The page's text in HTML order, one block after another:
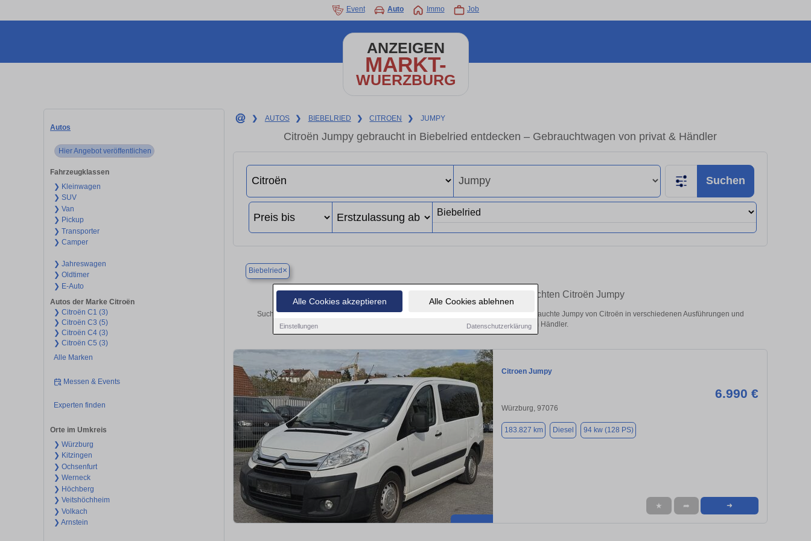
Alle Cookies akzeptieren Alle Cookies ablehnen
Einstellungen Datenschutzerklärung
Event Auto Immo Job
ANZEIGEN
MARKT-
WUERZBURG
Autos
Hier Angebot veröffentlichen
Fahrzeugklassen
❯ Kleinwagen
❯ SUV
❯ Van
❯ Pickup
❯ Transporter
❯ Camper
❯ Jahreswagen
❯ Oldtimer
❯ E-Auto
Autos der Marke Citroën
❯ Citroën C1 (3)
❯ Citroën C3 (5)
❯ Citroën C4 (3)
❯ Citroën C5 (3)
Alle Marken
Messen & Events
Experten finden
Orte im Umkreis
❯ Würzburg
❯ Kitzingen
❯ Ochsenfurt
❯ Werneck
❯ Höchberg
❯ Veitshöchheim
❯ Volkach
❯ Arnstein
❯ AUTOS ❯ BIEBELRIED ❯ CITROEN ❯ JUMPY
Citroën Jumpy gebraucht in Biebelried entdecken – Gebrauchtwagen von privat & Händler
Suchen
Biebelried ×
Finden Sie in Biebelried Ihren gebrauchten Citroën Jumpy
Suchen Sie in Biebelried einen Citroën Jumpy Gebrauchtwagen? Entdecken Sie gebrauchte Jumpy von Citroën in verschiedenen Ausführungen und
Preisklassen von privat und vom Händler.
Citroen Jumpy
6.990 €
Würzburg, 97076
183.827 km Diesel 94 kw (128 PS)
★ ➦ ➜